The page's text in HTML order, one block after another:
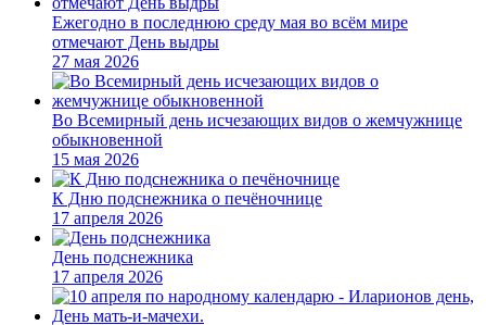
Ежегодно в последнюю среду мая во всём мире
отмечают День выдры
27 мая 2026
Во Всемирный день исчезающих видов о жемчужнице
обыкновенной
15 мая 2026
К Дню подснежника о печёночнице
17 апреля 2026
День подснежника
17 апреля 2026